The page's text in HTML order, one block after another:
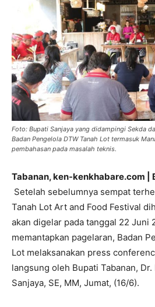
Foto: Bupati Sanjaya yang didampingi Sekda
Badan Pengelola DTW Tanah Lot termasuk
pembahasan pada masalah teknis.
Tabanan, ken-kenkhabare.com |
Setelah sebelumnya sempat
Tanah Lot Art and Food Festival
akan digelar pada tanggal 22 Juni
memantapkan pagelaran, Badan
Lot melaksanakan press
langsung oleh Bupati Tabanan, Dr.
Sanjaya, SE, MM, Jumat, (16/6).